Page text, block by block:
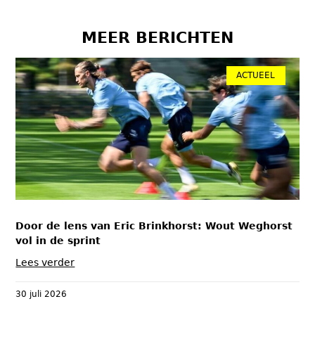
MEER BERICHTEN
ACTUEEL
Door de lens van Eric Brinkhorst: Wout Weghorst
vol in de sprint
Lees verder
30 juli 2026